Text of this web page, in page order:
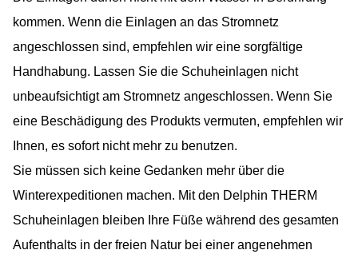
kommen. Wenn die Einlagen an das Stromnetz
angeschlossen sind, empfehlen wir eine sorgfältige
Handhabung. Lassen Sie die Schuheinlagen nicht
unbeaufsichtigt am Stromnetz angeschlossen. Wenn Sie
eine Beschädigung des Produkts vermuten, empfehlen wir
Ihnen, es sofort nicht mehr zu benutzen.
Sie müssen sich keine Gedanken mehr über die
Winterexpeditionen machen. Mit den Delphin THERM
Schuheinlagen bleiben Ihre Füße während des gesamten
Aufenthalts in der freien Natur bei einer angenehmen